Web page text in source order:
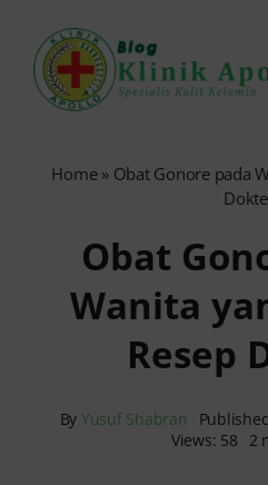
content
Reservasi Online
Home» Obat Gonore pada
Obat
Wanita
Resep
By Yusuf Shabran
Views: 58
2